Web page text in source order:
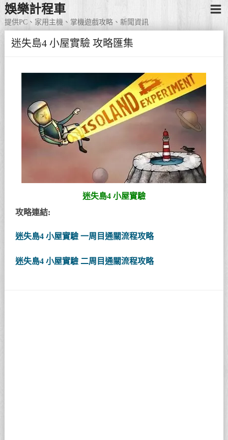
娛樂計程車
提供PC、家用主機、掌機遊戲攻略、新聞資訊
迷失島4 小屋實驗 攻略匯集
迷失島4 小屋實驗
攻略連結:
迷失島4 小屋實驗 一周目通關流程攻略
迷失島4 小屋實驗 二周目通關流程攻略